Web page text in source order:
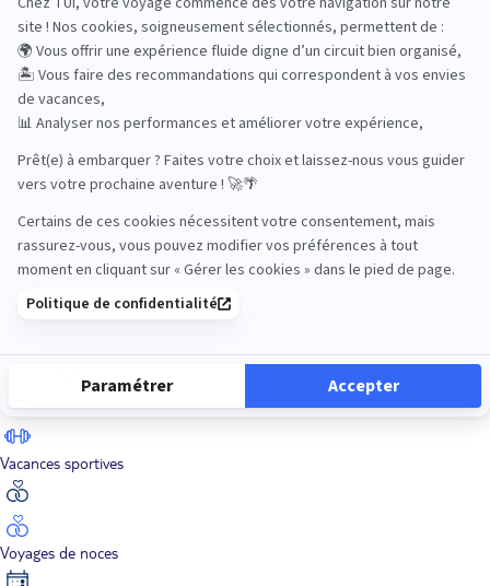
Road Trips
Safari
Sénior
Vacances sportives
Voyages de noces